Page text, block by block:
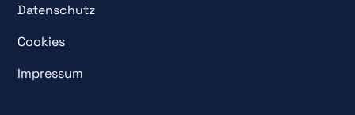
Datenschutz
Cookies
Impressum